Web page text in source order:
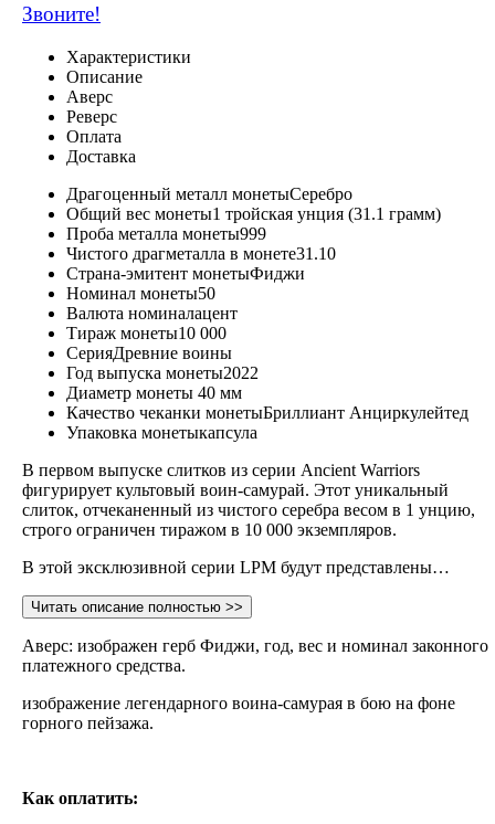
Звоните!
Характеристики
Описание
Аверс
Реверс
Оплата
Доставка
Драгоценный металл монетыСеребро
Общий вес монеты1 тройская унция (31.1 грамм)
Проба металла монеты999
Чистого драгметалла в монете31.10
Страна-эмитент монетыФиджи
Номинал монеты50
Валюта номиналацент
Тираж монеты10 000
СерияДревние воины
Год выпуска монеты2022
Диаметр монеты 40 мм
Качество чеканки монетыБриллиант Анциркулейтед
Упаковка монетыкапсула
В первом выпуске слитков из серии Ancient Warriors
фигурирует культовый воин-самурай. Этот уникальный
слиток, отчеканенный из чистого серебра весом в 1 унцию,
строго ограничен тиражом в 10 000 экземпляров.
В этой эксклюзивной серии LPM будут представлены…
Читать описание полностью >>
Аверс: изображен герб Фиджи, год, вес и номинал законного
платежного средства.
изображение легендарного воина-самурая в бою на фоне
горного пейзажа.
Как оплатить: